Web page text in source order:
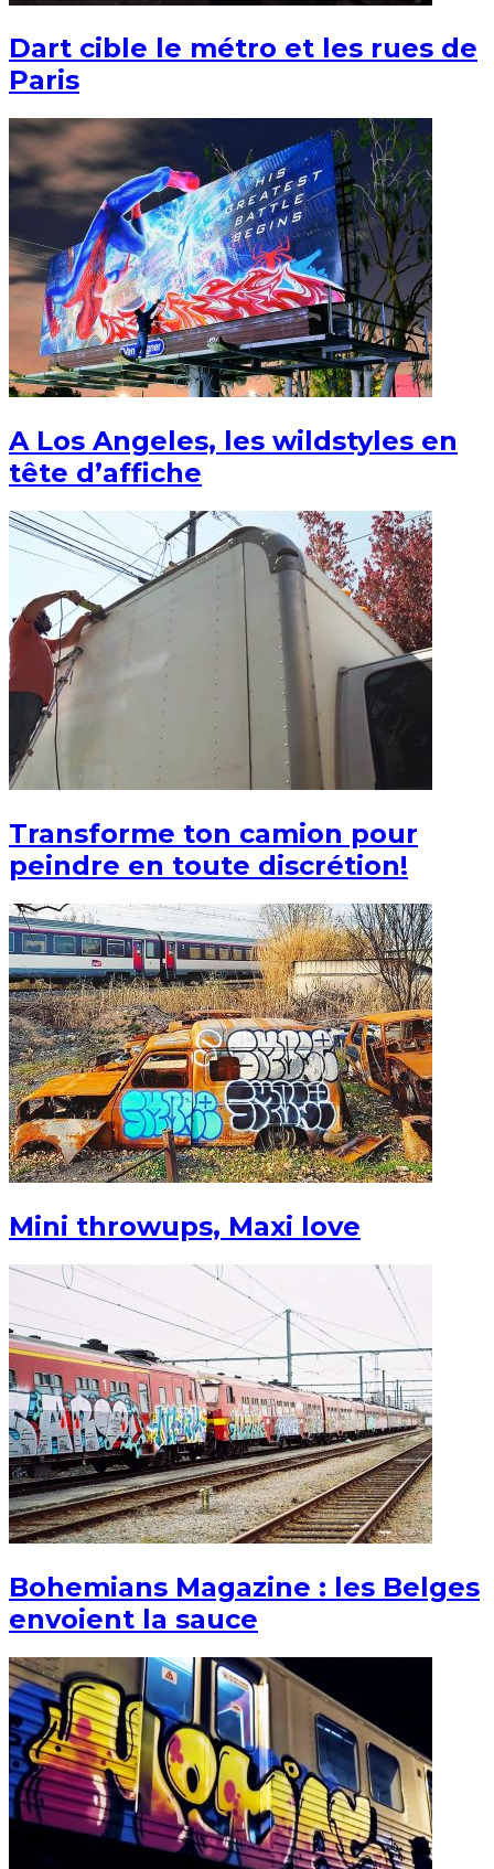
Dart cible le métro et les rues de
Paris
A Los Angeles, les wildstyles en
tête d’affiche
Transforme ton camion pour
peindre en toute discrétion!
Mini throwups, Maxi love
Bohemians Magazine : les Belges
envoient la sauce